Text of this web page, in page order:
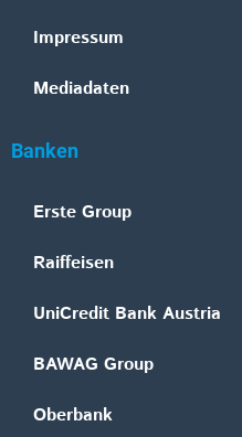
Impressum
Mediadaten
Banken
Erste Group
Raiffeisen
UniCredit Bank Austria
BAWAG Group
Oberbank